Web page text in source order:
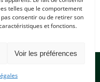
telles que le comportement
consentir ou de retirer son
et fonctions.
Voir les préférences